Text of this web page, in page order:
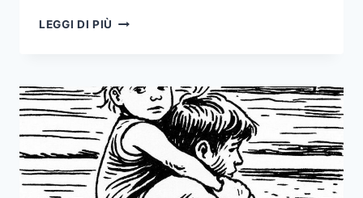
LEGGI DI PIÙ BELLUM
GUERRA
ERA
ALMENO
TEORICAMENTE
GIUSTA
(E
OGGI